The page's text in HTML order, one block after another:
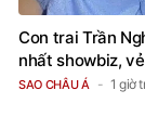
Con trai Trần
nhất showbiz,
SAO CHÂU Á 1 giờ